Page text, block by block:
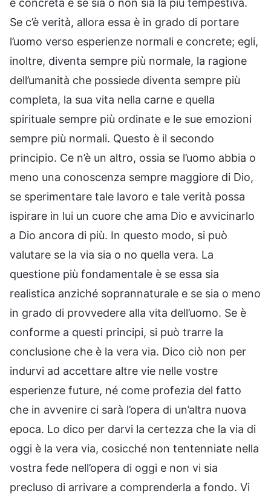
Se c’è verità, allora essa è in grado di portare
l’uomo verso esperienze normali e concrete; egli,
inoltre, diventa sempre più normale, la ragione
dell’umanità che possiede diventa sempre più
completa, la sua vita nella carne e quella
spirituale sempre più ordinate e le sue emozioni
sempre più normali. Questo è il secondo
principio. Ce n’è un altro, ossia se l’uomo abbia o
meno una conoscenza sempre maggiore di Dio,
se sperimentare tale lavoro e tale verità possa
ispirare in lui un cuore che ama Dio e avvicinarlo
a Dio ancora di più. In questo modo, si può
valutare se la via sia o no quella vera. La
questione più fondamentale è se essa sia
realistica anziché soprannaturale e se sia o meno
in grado di provvedere alla vita dell’uomo. Se è
conforme a questi principi, si può trarre la
conclusione che è la vera via. Dico ciò non per
indurvi ad accettare altre vie nelle vostre
esperienze future, né come profezia del fatto
che in avvenire ci sarà l’opera di un’altra nuova
epoca. Lo dico per darvi la certezza che la via di
oggi è la vera via, cosicché non tentenniate nella
vostra fede nell’opera di oggi e non vi sia
precluso di arrivare a comprenderla a fondo. Vi